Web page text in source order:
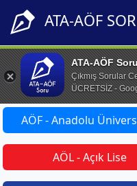
ATA-AÖF
ATA-AÖF
Çıkmış Sorular
ÜCRETSİZ -
AÖF - Anadolu
AÖL - Açık Lise